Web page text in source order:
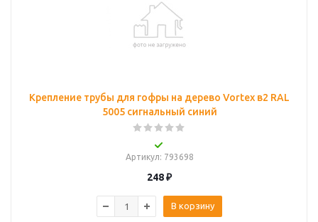
Крепление трубы для гофры на дерево Vortex в2 RAL
5005 сигнальный синий
Артикул: 793698
248₽
В корзину